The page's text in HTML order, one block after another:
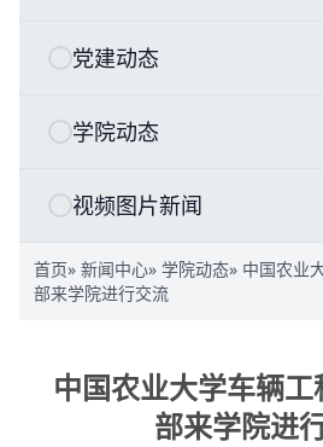
党建动态
学院动态
视频图片新闻
首页» 新闻中心» 学院动态» 中国农业
部来学院进行交流
中国农业大学车辆
部来学院进